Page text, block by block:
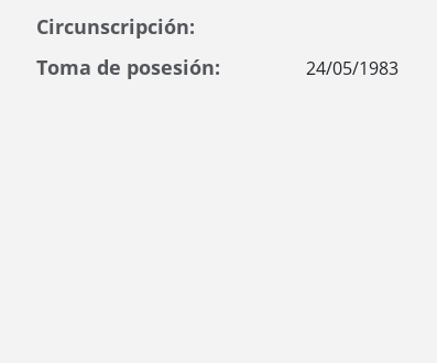
Circunscripción:
Toma de posesión:
24/05/1983